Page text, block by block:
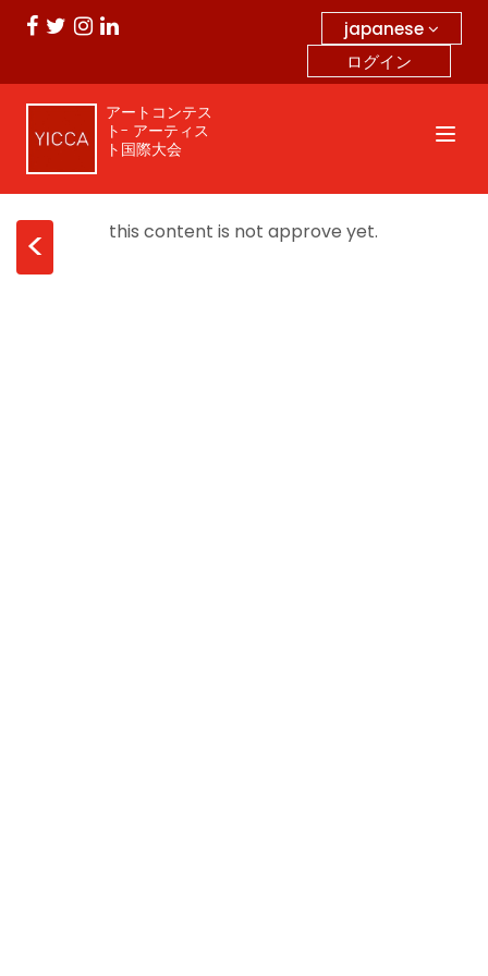
japanese
ログイン
アートコンテス
ト- アーティス
ト国際大会
< this content is not approve yet.